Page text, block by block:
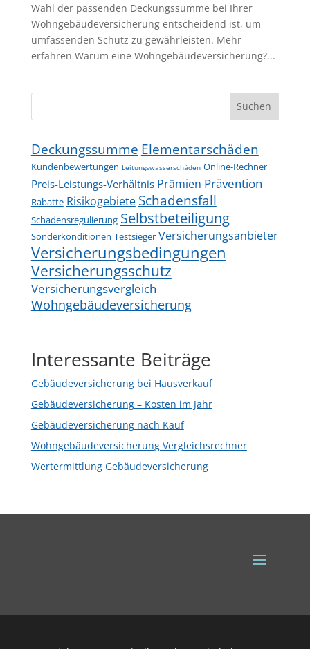
Wahl der passenden Deckungssumme bei Ihrer
Wohngebäudeversicherung entscheidend ist, um
umfassenden Schutz zu gewährleisten. Mehr
erfahren Warum eine Wohngebäudeversicherung?...
Suchen
Deckungssumme Elementarschäden
Kundenbewertungen Leitungswasserschäden Online-Rechner
Preis-Leistungs-Verhältnis Prämien Prävention
Rabatte Risikogebiete Schadensfall
Schadensregulierung Selbstbeteiligung
Sonderkonditionen Testsieger Versicherungsanbieter
Versicherungsbedingungen
Versicherungsschutz
Versicherungsvergleich
Wohngebäudeversicherung
Interessante Beiträge
Gebäudeversicherung bei Hausverkauf
Gebäudeversicherung – Kosten im Jahr
Gebäudeversicherung nach Kauf
Wohngebäudeversicherung Vergleichsrechner
Wertermittlung Gebäudeversicherung